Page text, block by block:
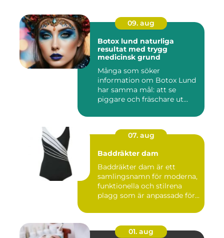
09. aug
Botox lund naturliga
resultat med trygg
medicinsk grund
Många som söker
information om Botox Lund
har samma mål: att se
piggare och fräschare ut
07. aug
Baddräkter dam
Baddräkter dam är ett
samlingsnamn för moderna,
funktionella och stilrena
plagg som är anpassade för...
01. aug